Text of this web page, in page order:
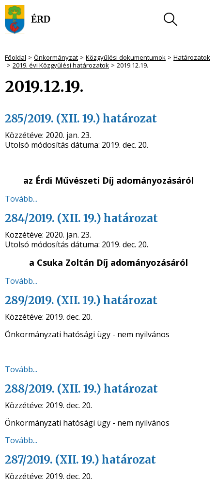
Főoldal Önkormányzat Közgyűlési dokumentumok
Határozatok
2019. évi Közgyűlési határozatok
2019.12.19.
2019.12.19.
285/2019. (XII. 19.) határozat
Közzétéve: 2020. jan. 23.
Utolsó módosítás dátuma: 2019. dec. 20.
az Érdi Művészeti Díj adományozásáról
Tovább...
284/2019. (XII. 19.) határozat
Közzétéve: 2020. jan. 23.
Utolsó módosítás dátuma: 2019. dec. 20.
a Csuka Zoltán Díj adományozásáról
Tovább...
289/2019. (XII. 19.) határozat
Közzétéve: 2019. dec. 20.
Önkormányzati hatósági ügy - nem nyilvános
Tovább...
288/2019. (XII. 19.) határozat
Közzétéve: 2019. dec. 20.
Önkormányzati hatósági ügy - nem nyilvános
Tovább...
287/2019. (XII. 19.) határozat
Közzétéve: 2019. dec. 20.